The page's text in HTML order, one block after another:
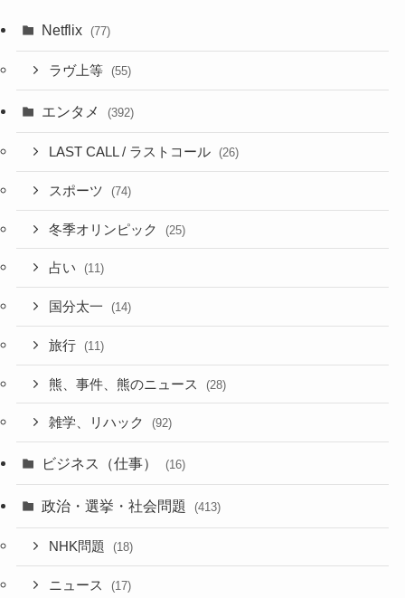
Netflix (77)
ラヴ上等 (55)
エンタメ (392)
LAST CALL / ラストコール (26)
スポーツ (74)
冬季オリンピック (25)
占い (11)
国分太一 (14)
旅行 (11)
熊、事件、熊のニュース (28)
雑学、リハック (92)
ビジネス（仕事） (16)
政治・選挙・社会問題 (413)
NHK問題 (18)
ニュース (17)